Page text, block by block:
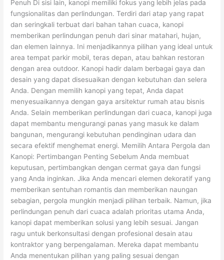
Penuh Di sisi lain, kanopi memiliki fokus yang lebih jelas pada
fungsionalitas dan perlindungan. Terdiri dari atap yang rapat
dan seringkali terbuat dari bahan tahan cuaca, kanopi
memberikan perlindungan penuh dari sinar matahari, hujan,
dan elemen lainnya. Ini menjadikannya pilihan yang ideal untuk
area tempat parkir mobil, teras depan, atau bahkan restoran
dengan area outdoor. Kanopi hadir dalam berbagai gaya dan
desain yang dapat disesuaikan dengan kebutuhan dan selera
Anda. Dengan memilih kanopi yang tepat, Anda dapat
menyesuaikannya dengan gaya arsitektur rumah atau bisnis
Anda. Selain memberikan perlindungan dari cuaca, kanopi juga
dapat membantu mengurangi panas yang masuk ke dalam
bangunan, mengurangi kebutuhan pendinginan udara dan
secara efektif menghemat energi. Memilih Antara Pergola dan
Kanopi: Pertimbangan Penting Sebelum Anda membuat
keputusan, pertimbangkan dengan cermat gaya dan fungsi
yang Anda inginkan. Jika Anda mencari elemen dekoratif yang
memberikan sentuhan romantis dan memberikan naungan
sebagian, pergola mungkin menjadi pilihan terbaik. Namun, jika
perlindungan penuh dari cuaca adalah prioritas utama Anda,
kanopi dapat memberikan solusi yang lebih sesuai. Jangan
ragu untuk berkonsultasi dengan profesional desain atau
kontraktor yang berpengalaman. Mereka dapat membantu
Anda menentukan pilihan yang paling sesuai dengan